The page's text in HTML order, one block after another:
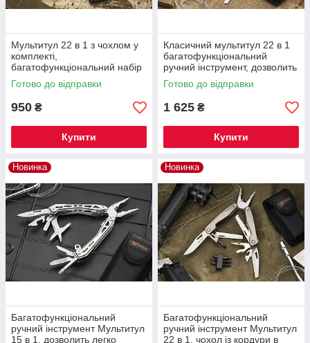
Мультитул 22 в 1 з чохлом у
комплекті,
багатофункціональний набір
різноманітних ручних
інструментів
Готово до відправки
950 ₴
Купити
Класичний мультитул 22 в 1
багатофункціональний
ручний інструмент, дозволить
легко вирішити багато різних
завдань
Готово до відправки
1 625 ₴
Купити
Новинка
Багатофункціональний
ручний інструмент Мультитул
15 в 1, дозволить легко
Новинка
Багатофункціональний
ручний інструмент Мультитул
22 в 1, чохол із кордури в